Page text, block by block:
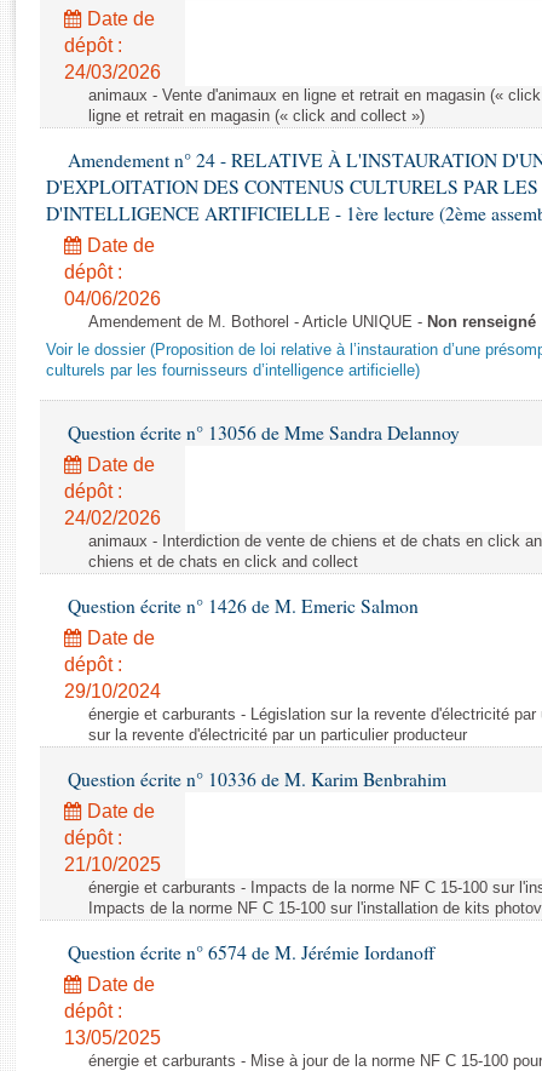
Rapports législatifs
Rapports sur l'application des lois
Baromètre de l’application des lois
Dossiers législatifs
Budget et sécurité sociale
Questions écrites et orales
Comptes rendus des débats
Date de
dépôt :
24/03/2026
animaux - Vente d'animaux en ligne et retrait en magasin («
ligne et retrait en magasin (« click and collect »)
Amendement n° 24 - RELATIVE À L'INSTAURATION
D'EXPLOITATION DES CONTENUS CULTURELS PAR LES
D'INTELLIGENCE ARTIFICIELLE - 1ère lecture (2ème
Date de
dépôt :
04/06/2026
Amendement de M. Bothorel - Article UNIQUE - Non renseigné
Voir le dossier (Proposition de loi relative à l’instauration d’une
culturels par les fournisseurs d’intelligence artificielle)
Question écrite n° 13056 de Mme Sandra Delannoy
Date de
dépôt :
24/02/2026
animaux - Interdiction de vente de chiens et de chats en click
chiens et de chats en click and collect
Question écrite n° 1426 de M. Emeric Salmon
Date de
dépôt :
29/10/2024
énergie et carburants - Législation sur la revente d'électricité
sur la revente d'électricité par un particulier producteur
Question écrite n° 10336 de M. Karim Benbrahim
Date de
dépôt :
21/10/2025
énergie et carburants - Impacts de la norme NF C 15-100 sur
Impacts de la norme NF C 15-100 sur l'installation de kits
Question écrite n° 6574 de M. Jérémie Iordanoff
Date de
dépôt :
13/05/2025
énergie et carburants - Mise à jour de la norme NF C 15-100